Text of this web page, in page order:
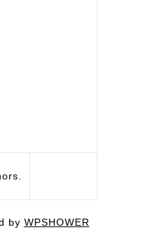
by WPSHOWER